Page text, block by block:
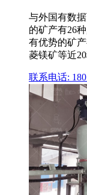
与外国有数
的矿产有26
有优势的矿
菱镁矿等近
联系电话: 180